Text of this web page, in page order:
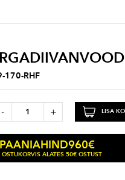
170-RHF
- + LISA
960€
ALATES 50€ OSTUST